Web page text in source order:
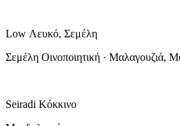
Low Λευκό, Σεμέλη
Σεμέλη Οινοποιητική · Μαλαγουζιά,
Seiradi Κόκκινο